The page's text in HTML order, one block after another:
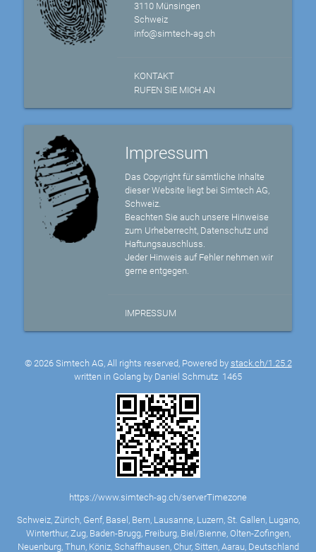
3110 Münsingen
Schweiz
info@simtech-ag.ch
KONTAKT
RUFEN SIE MICH AN
Impressum
Das Copyright für sämtliche Inhalte
dieser Website liegt bei Simtech AG,
Schweiz.
Beachten Sie auch unsere Hinweise
zum Urheberrecht, Datenschutz und
Haftungsauschluss.
Jeder Hinweis auf Fehler nehmen wir
gerne entgegen.
IMPRESSUM
© 2026 Simtech AG, All rights reserved, Powered by stack.ch/1.25.2
written in Golang by Daniel Schmutz 1465
https://www.simtech-ag.ch/serverTimezone
Schweiz, Zürich, Genf, Basel, Bern, Lausanne, Luzern, St. Gallen, Lugano,
Winterthur, Zug, Baden-Brugg, Freiburg, Biel/Bienne, Olten-Zofingen,
Neuenburg, Thun, Köniz, Schaffhausen, Chur, Sitten, Aarau, Deutschland